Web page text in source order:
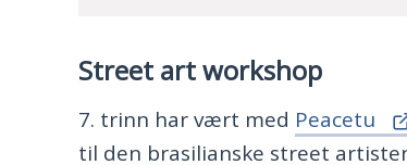
Street art workshop
7. trinn har vært med Peacetu
til den brasilianske street